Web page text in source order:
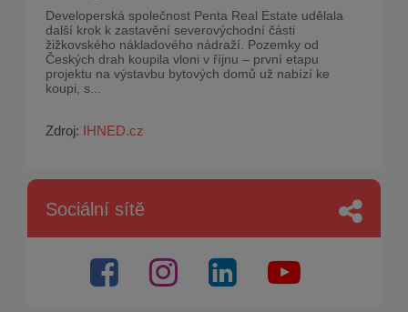
Developerská společnost Penta Real Estate udělala
další krok k zastavění severovýchodní části
žižkovského nákladového nádraží. Pozemky od
Českých drah koupila vloni v říjnu – první etapu
projektu na výstavbu bytových domů už nabízí ke
koupi, s...
Zdroj: IHNED.cz
Sociální sítě